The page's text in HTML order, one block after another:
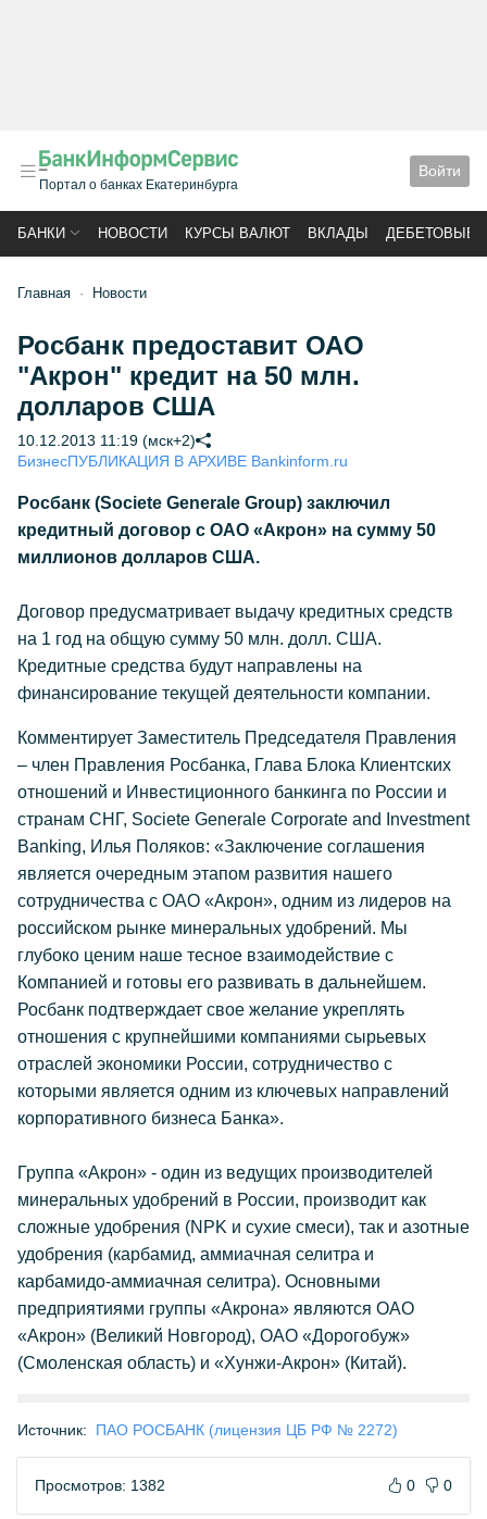
Портал о банках Екатеринбурга
Войти
БАНКИ НОВОСТИ КУРСЫ ВАЛЮТ ВКЛАДЫ ДЕБЕТОВЫЕ
Главная Новости
Росбанк предоставит ОАО
"Акрон" кредит на 50 млн.
долларов США
10.12.2013 11:19 (мск+2)
БизнесПУБЛИКАЦИЯ В АРХИВЕ Bankinform.ru
Росбанк (Societe Generale Group) заключил
кредитный договор с ОАО «Акрон» на сумму 50
миллионов долларов США.
Договор предусматривает выдачу кредитных средств
на 1 год на общую сумму 50 млн. долл. США.
Кредитные средства будут направлены на
финансирование текущей деятельности компании.
Комментирует Заместитель Председателя Правления
– член Правления Росбанка, Глава Блока Клиентских
отношений и Инвестиционного банкинга по России и
странам СНГ, Societe Generale Corporate and Investment
Banking, Илья Поляков: «Заключение соглашения
является очередным этапом развития нашего
сотрудничества с ОАО «Акрон», одним из лидеров на
российском рынке минеральных удобрений. Мы
глубоко ценим наше тесное взаимодействие с
Компанией и готовы его развивать в дальнейшем.
Росбанк подтверждает свое желание укреплять
отношения с крупнейшими компаниями сырьевых
отраслей экономики России, сотрудничество с
которыми является одним из ключевых направлений
корпоративного бизнеса Банка».
Группа «Акрон» - один из ведущих производителей
минеральных удобрений в России, производит как
сложные удобрения (NPK и сухие смеси), так и азотные
удобрения (карбамид, аммиачная селитра и
карбамидо-аммиачная селитра). Основными
предприятиями группы «Акрона» являются ОАО
«Акрон» (Великий Новгород), ОАО «Дорогобуж»
(Смоленская область) и «Хунжи-Акрон» (Китай).
Источник: ПАО РОСБАНК (лицензия ЦБ РФ № 2272)
Просмотров: 1382 0 0